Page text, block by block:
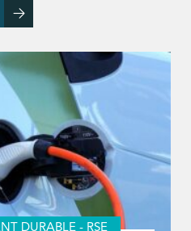
DURABLE - RSE